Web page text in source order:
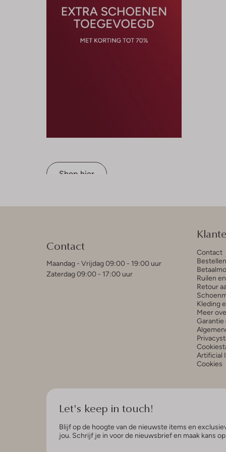
Shop hier
Contact
Maandag - Vrijdag 09:00 - 19:00 uur
Zaterdag 09:00 - 17:00 uur
Contact
Ruilen
Retour
Kleding
Meer
Garantie
Artificial
Cookies
Let's keep in touch!
Blijf op de hoogte van de nieuwste items en
jou. Schrijf je in voor de nieuwsbrief en maak kans